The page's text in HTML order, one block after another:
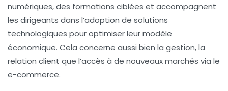
numériques, des formations ciblées et accompagnent
les dirigeants dans l’adoption de solutions
technologiques pour optimiser leur modèle
économique. Cela concerne aussi bien la gestion, la
relation client que l’accès à de nouveaux marchés via le
e-commerce.